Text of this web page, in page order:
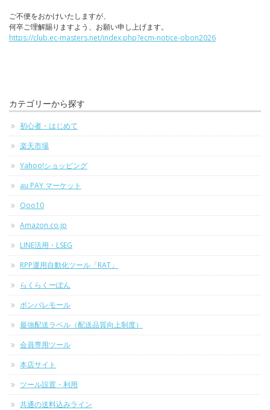
ご不便をおかけいたしますが、
何卒ご理解賜りますよう、お願い申し上げます。
https://club.ec-masters.net/index.php?ecm-notice-obon2026
カテゴリーから探す
初心者・はじめて
楽天市場
Yahoo!ショッピング
au PAY マーケット
Qoo10
Amazon.co.jp
LINE活用・LSEG
RPP運用自動化ツール「RAT」
らくらくーぽん
ポンパレモール
最強配送ラベル（配送品質向上制度）
会員専用ツール
本店サイト
ツール設置・利用
共通の送料込みライン